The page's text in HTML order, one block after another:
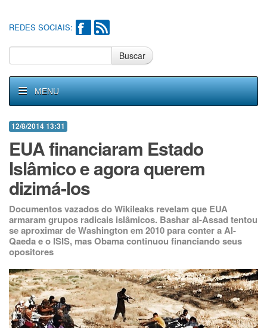
REDES SOCIAIS:
Buscar
MENU
12/8/2014 13:31
EUA financiaram Estado
Islâmico e agora querem
dizimá-los
Documentos vazados do Wikileaks revelam que EUA
armaram grupos radicais islâmicos. Bashar al-Assad tentou
se aproximar de Washington em 2010 para conter a Al-
Qaeda e o ISIS, mas Obama continuou financiando seus
opositores